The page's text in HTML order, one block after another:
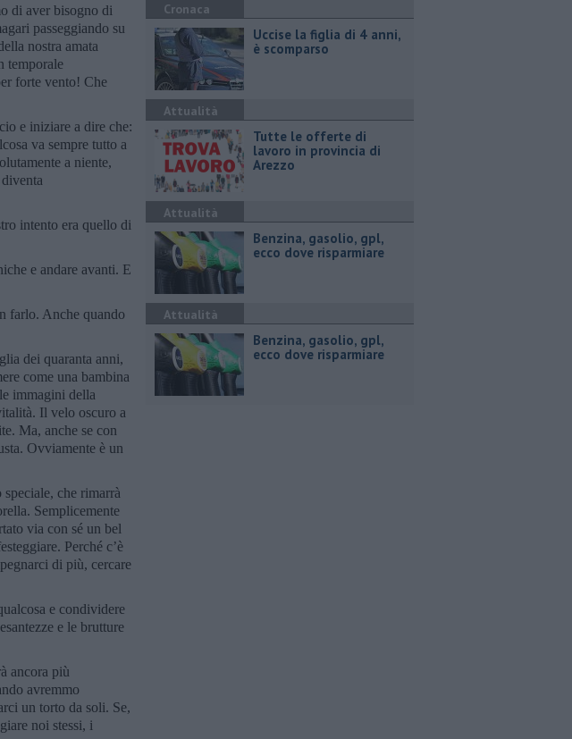
di aver bisogno di
passeggiando su
nostra amata
temporale
forte vento! Che
e iniziare a dire che:
va sempre tutto a
a niente,
intento era quello di
e andare avanti. E
farlo. Anche quando
dei quaranta anni,
come una bambina
immagini della
Il velo oscuro a
Ma, anche se con
Ovviamente è un
che rimarrà
Semplicemente
via con sé un bel
Perché c’è
di più, cercare
e condividere
e le brutture
ancora più
avremmo
un torto da soli. Se,
noi stessi, i
Cronaca
Uccise la figlia di 4 anni,
è scomparso
Attualità
​Tutte le offerte di
lavoro in provincia di
Arezzo
Attualità
​Benzina, gasolio, gpl,
ecco dove risparmiare
Attualità
​Benzina, gasolio, gpl,
ecco dove risparmiare